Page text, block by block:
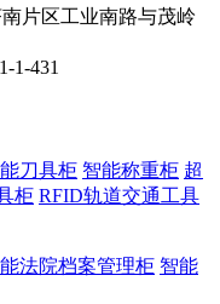
片区工业南路与茂岭
1-431
刀具柜 智能称重柜 超
柜 RFID轨道交通工具
法院档案管理柜 智能